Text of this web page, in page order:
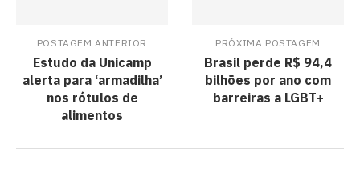
POSTAGEM ANTERIOR
Estudo da Unicamp
alerta para ‘armadilha’
nos rótulos de
alimentos
PRÓXIMA POSTAGEM
Brasil perde R$ 94,4
bilhões por ano com
barreiras a LGBT+